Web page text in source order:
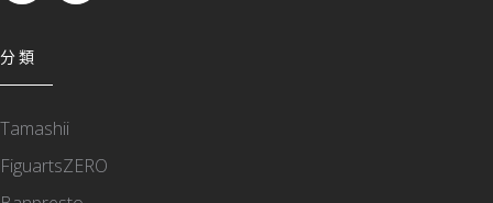
分類
Tamashii
FiguartsZERO